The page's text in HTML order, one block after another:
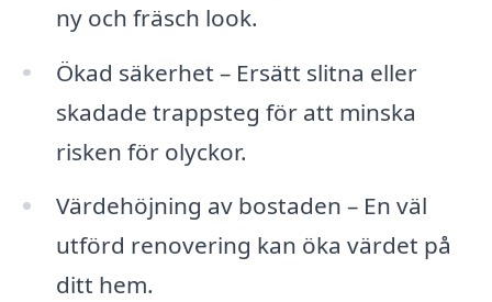
ny och fräsch look.
Ökad säkerhet – Ersätt slitna eller
skadade trappsteg för att minska
risken för olyckor.
Värdehöjning av bostaden – En väl
utförd renovering kan öka värdet på
ditt hem.